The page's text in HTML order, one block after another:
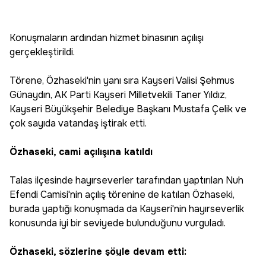
Konuşmaların ardından hizmet binasının açılışı
gerçekleştirildi.
Törene, Özhaseki'nin yanı sıra Kayseri Valisi Şehmus
Günaydın, AK Parti Kayseri Milletvekili Taner Yıldız,
Kayseri Büyükşehir Belediye Başkanı Mustafa Çelik ve
çok sayıda vatandaş iştirak etti.
Özhaseki, cami açılışına katıldı
Talas ilçesinde hayırseverler tarafından yaptırılan Nuh
Efendi Camisi'nin açılış törenine de katılan Özhaseki,
burada yaptığı konuşmada da Kayseri'nin hayırseverlik
konusunda iyi bir seviyede bulunduğunu vurguladı.
Özhaseki, sözlerine şöyle devam etti: